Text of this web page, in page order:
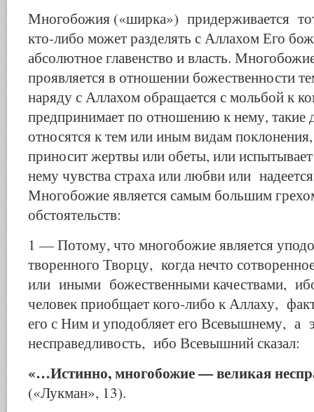
Многобожия («ширка») придерживается
кто-либо может разделять с Аллахом Его
абсолютное главенство и власть.
проявляется в отношении божественности
наряду с Аллахом обращается с мольбой к
предпринимает по отношению к нему, такие
относятся к тем или иным видам
приносит жертвы или обеты, или
нему чувства страха или любви или
Многобожие является самым большим
обстоятельств:
1 — Потому, что многобожие является
творенного Творцу, когда нечто
или иными божественными качествами,
человек приобщает кого-либо к Аллаху,
его с Ним и уподобляет его Всевышнему,
несправедливость, ибо Всевышний сказал:
«…Истинно, многобожие — великая
(«Лукман», 13).